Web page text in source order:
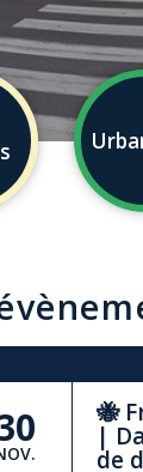
d’eau –
💧
🐝
|
de